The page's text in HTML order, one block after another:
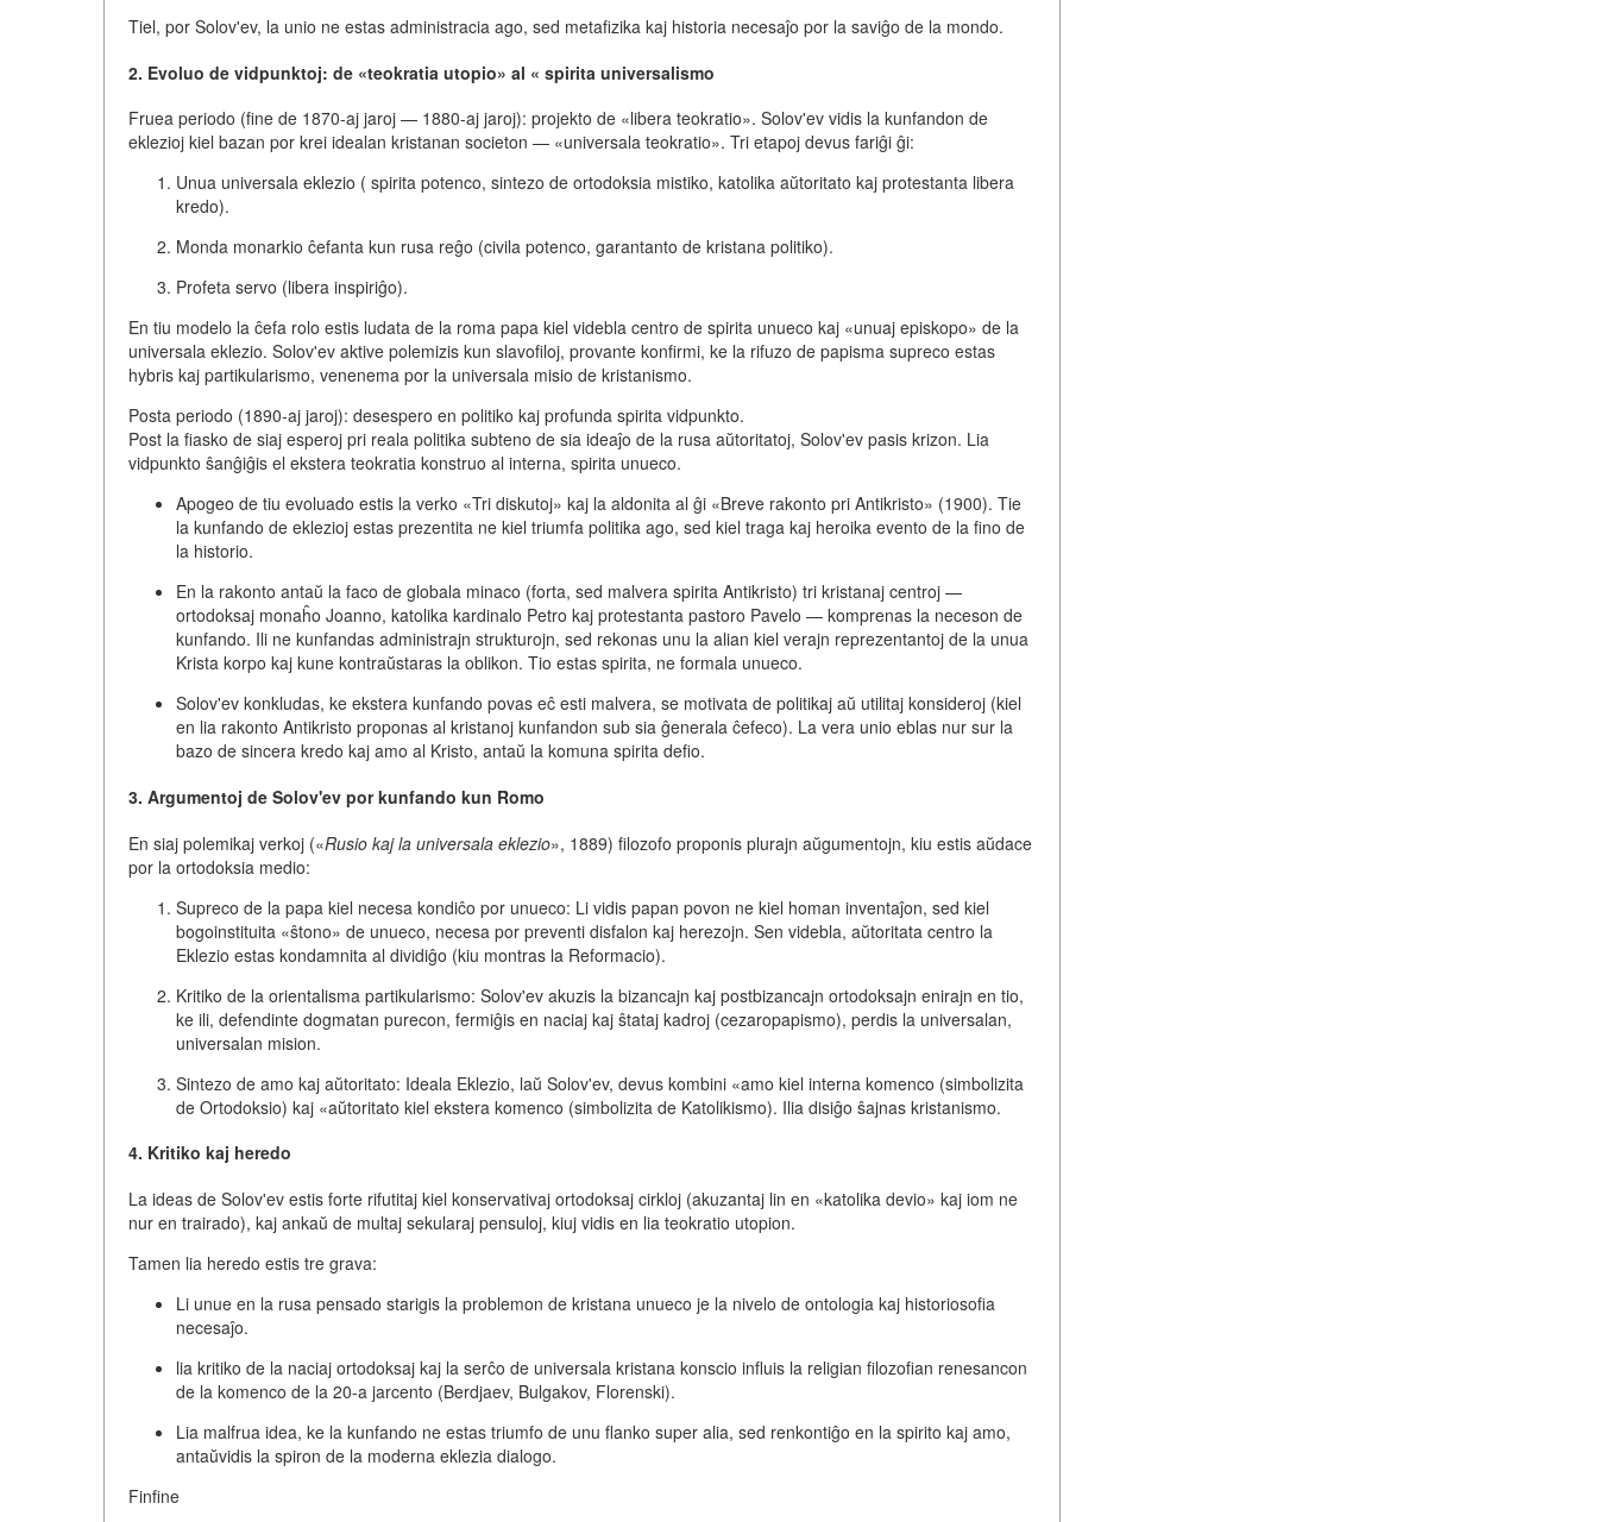
Tiel, por Solov'ev, la unio ne estas administracia ago, sed metafizika kaj historia necesaĵo por la saviĝo de la mondo.
2. Evoluo de vidpunktoj: de «teokratia utopio» al « spirita universalismo
Fruea periodo (fine de 1870-aj jaroj — 1880-aj jaroj): projekto de «libera teokratio». Solov'ev vidis la kunfandon de
eklezioj kiel bazan por krei idealan kristanan societon — «universala teokratio». Tri etapoj devus fariĝi ĝi:
Unua universala eklezio ( spirita potenco, sintezo de ortodoksia mistiko, katolika aŭtoritato kaj protestanta libera
kredo).
Monda monarkio ĉefanta kun rusa reĝo (civila potenco, garantanto de kristana politiko).
Profeta servo (libera inspiriĝo).
En tiu modelo la ĉefa rolo estis ludata de la roma papa kiel videbla centro de spirita unueco kaj «unuaj episkopo» de la
universala eklezio. Solov'ev aktive polemizis kun slavofiloj, provante konfirmi, ke la rifuzo de papisma supreco estas
hybris kaj partikularismo, venenema por la universala misio de kristanismo.
Posta periodo (1890-aj jaroj): desespero en politiko kaj profunda spirita vidpunkto.
Post la fiasko de siaj esperoj pri reala politika subteno de sia ideaĵo de la rusa aŭtoritatoj, Solov'ev pasis krizon. Lia
vidpunkto ŝanĝiĝis el ekstera teokratia konstruo al interna, spirita unueco.
Apogeo de tiu evoluado estis la verko «Tri diskutoj» kaj la aldonita al ĝi «Breve rakonto pri Antikristo» (1900). Tie
la kunfando de eklezioj estas prezentita ne kiel triumfa politika ago, sed kiel traga kaj heroika evento de la fino de
la historio.
En la rakonto antaŭ la faco de globala minaco (forta, sed malvera spirita Antikristo) tri kristanaj centroj —
ortodoksaj monaĥo Joanno, katolika kardinalo Petro kaj protestanta pastoro Pavelo — komprenas la neceson de
kunfando. Ili ne kunfandas administrajn strukturojn, sed rekonas unu la alian kiel verajn reprezentantoj de la unua
Krista korpo kaj kune kontraŭstaras la oblikon. Tio estas spirita, ne formala unueco.
Solov'ev konkludas, ke ekstera kunfando povas eĉ esti malvera, se motivata de politikaj aŭ utilitaj konsideroj (kiel
en lia rakonto Antikristo proponas al kristanoj kunfandon sub sia ĝenerala ĉefeco). La vera unio eblas nur sur la
bazo de sincera kredo kaj amo al Kristo, antaŭ la komuna spirita defio.
3. Argumentoj de Solov'ev por kunfando kun Romo
En siaj polemikaj verkoj («Rusio kaj la universala eklezio», 1889) filozofo proponis plurajn aŭgumentojn, kiu estis aŭdace
por la ortodoksia medio:
Supreco de la papa kiel necesa kondiĉo por unueco: Li vidis papan povon ne kiel homan inventaĵon, sed kiel
bogoinstituita «ŝtono» de unueco, necesa por preventi disfalon kaj herezojn. Sen videbla, aŭtoritata centro la
Eklezio estas kondamnita al dividiĝo (kiu montras la Reformacio).
Kritiko de la orientalisma partikularismo: Solov'ev akuzis la bizancajn kaj postbizancajn ortodoksajn enirajn en tio,
ke ili, defendinte dogmatan purecon, fermiĝis en naciaj kaj ŝtataj kadroj (cezaropapismo), perdis la universalan,
universalan mision.
Sintezo de amo kaj aŭtoritato: Ideala Eklezio, laŭ Solov'ev, devus kombini «amo kiel interna komenco (simbolizita
de Ortodoksio) kaj «aŭtoritato kiel ekstera komenco (simbolizita de Katolikismo). Ilia disiĝo ŝajnas kristanismo.
4. Kritiko kaj heredo
La ideas de Solov'ev estis forte rifutitaj kiel konservativaj ortodoksaj cirkloj (akuzantaj lin en «katolika devio» kaj iom ne
nur en trairado), kaj ankaŭ de multaj sekularaj pensuloj, kiuj vidis en lia teokratio utopion.
Tamen lia heredo estis tre grava:
Li unue en la rusa pensado starigis la problemon de kristana unueco je la nivelo de ontologia kaj historiosofia
necesaĵo.
lia kritiko de la naciaj ortodoksaj kaj la serĉo de universala kristana konscio influis la religian filozofian renesancon
de la komenco de la 20-a jarcento (Berdjaev, Bulgakov, Florenski).
Lia malfrua idea, ke la kunfando ne estas triumfo de unu flanko super alia, sed renkontiĝo en la spirito kaj amo,
antaŭvidis la spiron de la moderna eklezia dialogo.
Finfine